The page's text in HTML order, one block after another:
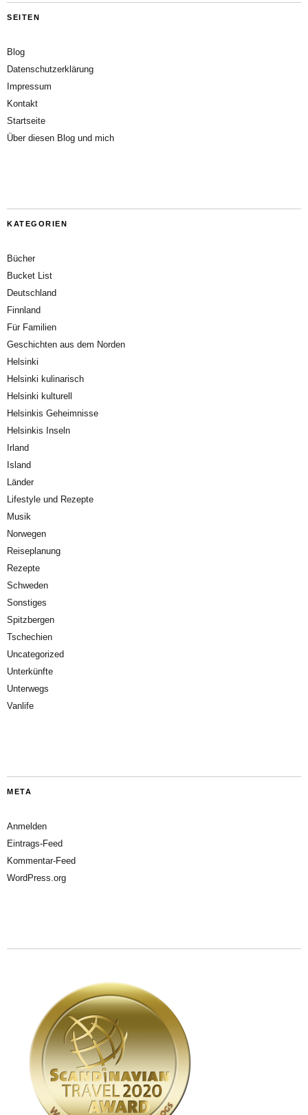
SEITEN
Blog
Datenschutzerklärung
Impressum
Kontakt
Startseite
Über diesen Blog und mich
KATEGORIEN
Bücher
Bucket List
Deutschland
Finnland
Für Familien
Geschichten aus dem Norden
Helsinki
Helsinki kulinarisch
Helsinki kulturell
Helsinkis Geheimnisse
Helsinkis Inseln
Irland
Island
Länder
Lifestyle und Rezepte
Musik
Norwegen
Reiseplanung
Rezepte
Schweden
Sonstiges
Spitzbergen
Tschechien
Uncategorized
Unterkünfte
Unterwegs
Vanlife
META
Anmelden
Eintrags-Feed
Kommentar-Feed
WordPress.org